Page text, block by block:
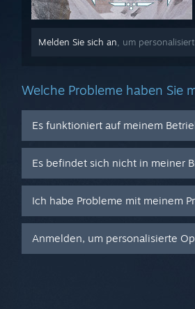
Melden Sie sich an , um
Welche Probleme haben Sie
Es funktioniert auf meinem
Es befindet sich nicht in meiner
Ich habe Probleme mit meinem
Anmelden, um personalisierte